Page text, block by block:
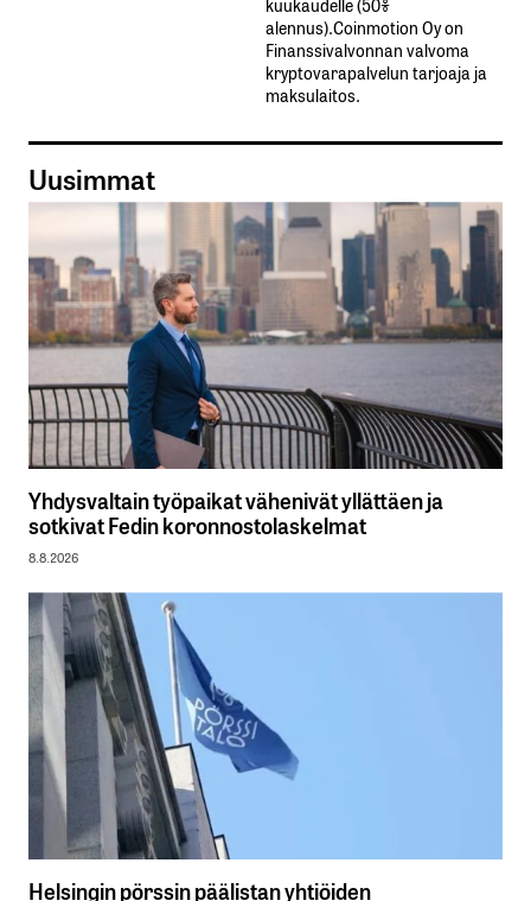
alennus).Coinmotion Oy on
Finanssivalvonnan valvoma
kryptovarapalvelun tarjoaja ja
maksulaitos.
Uusimmat
Yhdysvaltain työpaikat vähenivät yllättäen ja
sotkivat Fedin koronnostolaskelmat
8.8.2026
Helsingin pörssin päälistan yhtiöiden